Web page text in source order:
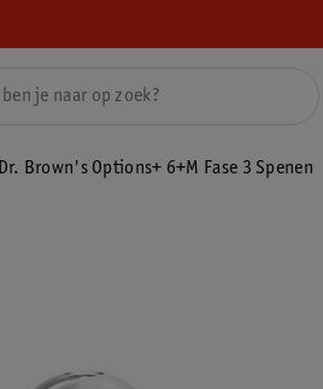
Dr. Brown's Options+ 6+M Fase 3 Spenen